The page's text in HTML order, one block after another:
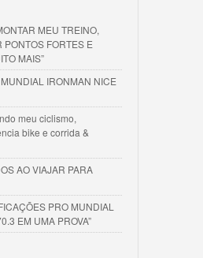
MEU TREINO,
PONTOS FORTES E
MAIS”
IRONMAN NICE
meu ciclismo,
bike e corrida &
AO VIAJAR PARA
PRO MUNDIAL
EM UMA PROVA”